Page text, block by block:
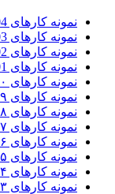
نمونه کارهای 1404
نمونه کارهای 1403
نمونه کارهای 1402
نمونه کارهای 1401
نمونه کارهای ۱۴۰۰
نمونه کارهای ۱۳۹۹
نمونه کارهای ۱۳۹۸
نمونه کارهای ۱۳۹۷
نمونه کارهای ۱۳۹۶
نمونه کارهای ۱۳۹۵
نمونه کارهای ۱۳۹۴
نمونه کارهای ۱۳۹۳